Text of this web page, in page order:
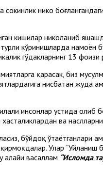
сокинлик никоҳ
кишилар никоҳланиб
кўринишларда намоён
гўдакларнинг 13 фоизи
қарасак, биз
нисбатан жуда
инсонлар устида
ва
бўйдоқ ўтаётганлари
Улар
васаллам “Исломда